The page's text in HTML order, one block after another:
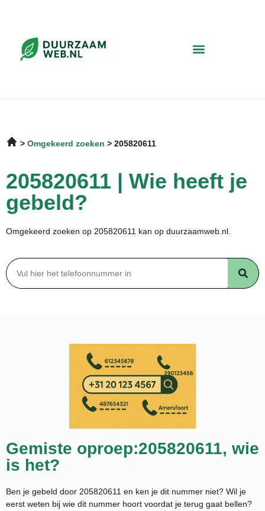
Omgekeerd zoeken 205820611
205820611 | Wie heeft je
gebeld?
Omgekeerd zoeken op 205820611 kan op duurzaamweb.nl.
Gemiste oproep:205820611, wie
is het?
Ben je gebeld door 205820611 en ken je dit nummer niet? Wil je
eerst weten bij wie dit nummer hoort voordat je terug gaat bellen?